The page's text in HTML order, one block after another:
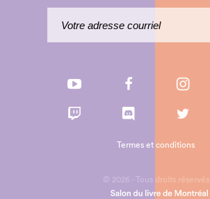
© 2026 - Tous droits réservés
Termes et conditions